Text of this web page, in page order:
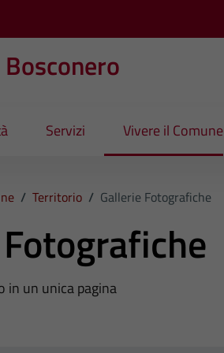
Servizi Vivere il Comune
/ Territorio / Gallerie Fotografiche
in un unica pagina